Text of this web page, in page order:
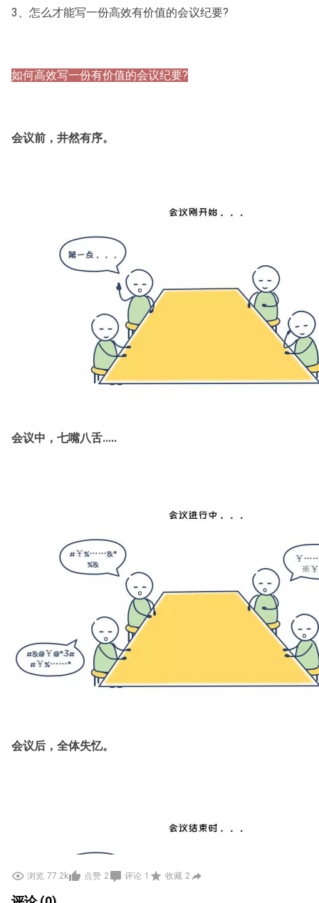
3、怎么才能写一份高效有价值的会议纪要?
如何高效写一份有价值的会议纪要?
会议前，井然有序。
会议中，七嘴八舌.....
会议后，全体失忆。
浏览 77.2k 点赞 2 评论 1 收藏 2